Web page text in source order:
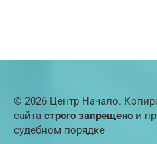
© 2026 Центр Начало.
сайта строго запрещено и
судебном порядке